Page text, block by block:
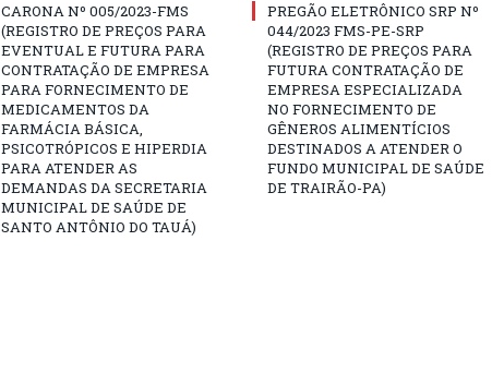
CARONA Nº 005/2023-FMS
(REGISTRO DE PREÇOS PARA
EVENTUAL E FUTURA PARA
CONTRATAÇÃO DE EMPRESA
PARA FORNECIMENTO DE
MEDICAMENTOS DA
FARMÁCIA BÁSICA,
PSICOTRÓPICOS E HIPERDIA
PARA ATENDER AS
DEMANDAS DA SECRETARIA
MUNICIPAL DE SAÚDE DE
SANTO ANTÔNIO DO TAUÁ)
PREGÃO ELETRÔNICO SRP Nº
044/2023 FMS-PE-SRP
(REGISTRO DE PREÇOS PARA
FUTURA CONTRATAÇÃO DE
EMPRESA ESPECIALIZADA
NO FORNECIMENTO DE
GÊNEROS ALIMENTÍCIOS
DESTINADOS A ATENDER O
FUNDO MUNICIPAL DE SAÚDE
DE TRAIRÃO-PA)